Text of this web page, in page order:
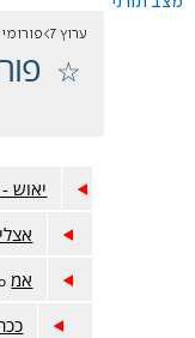
ערוץ 7
יאוש
אמ